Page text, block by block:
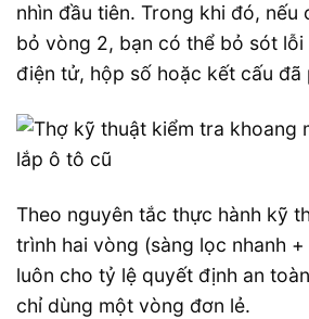
nhìn đầu tiên. Trong khi đó, nếu
bỏ vòng 2, bạn có thể bỏ sót
điện tử, hộp số hoặc kết cấu đã
Theo nguyên tắc thực hành kỹ
trình hai vòng (sàng lọc nhanh +
luôn cho tỷ lệ quyết định an
chỉ dùng một vòng đơn lẻ.